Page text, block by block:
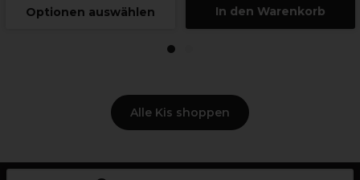
Optionen auswählen In den Warenkorb
1
Alle Kis shoppen